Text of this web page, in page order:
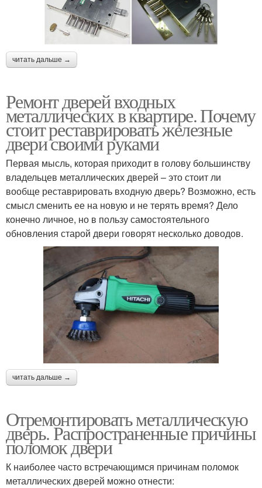
читать дальше →
Ремонт дверей входных
металлических в квартире. Почему
стоит реставрировать железные
двери своими руками
Первая мысль, которая приходит в голову большинству
владельцев металлических дверей – это стоит ли
вообще реставрировать входную дверь? Возможно, есть
смысл сменить ее на новую и не терять время? Дело
конечно личное, но в пользу самостоятельного
обновления старой двери говорят несколько доводов.
читать дальше →
Отремонтировать металлическую
дверь. Распространенные причины
поломок двери
К наиболее часто встречающимся причинам поломок
металлических дверей можно отнести: